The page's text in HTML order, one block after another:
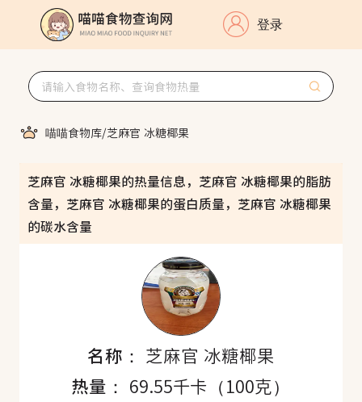
登录
喵喵食物库/芝麻官 冰糖椰果
芝麻官 冰糖椰果的热量信息，芝麻官 冰糖椰果的脂肪
含量，芝麻官 冰糖椰果的蛋白质量，芝麻官 冰糖椰果
的碳水含量
名称： 芝麻官 冰糖椰果
热量： 69.55千卡（100克）